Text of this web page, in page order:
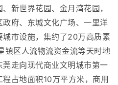
新世界花园、金月湾花园，
府、东城文化广场、一里洋
市设施，集约了20万高质素
镇区人流物流资金流等天时地
走向现代商业文明城市第一
占地面积10万平方米，商用